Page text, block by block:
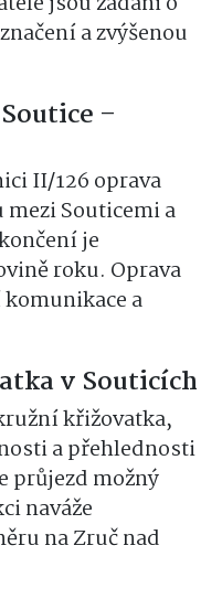
a zvýšenou
–
II/126 oprava
Souticemi a
je
roku. Oprava
a
v Souticích
křižovatka,
a přehlednosti
průjezd možný
naváže
na Zruč nad